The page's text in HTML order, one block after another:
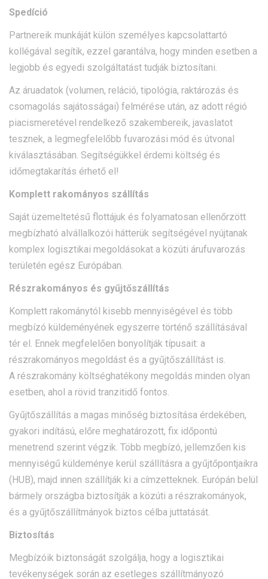
Spedíció
Partnereik munkáját külön személyes kapcsolattartó
kollégával segítik, ezzel garantálva, hogy minden esetben a
legjobb és egyedi szolgáltatást tudják biztosítani.
Az áruadatok (volumen, reláció, tipológia, raktározás és
csomagolás sajátosságai) felmérése után, az adott régió
piacismeretével rendelkező szakembereik, javaslatot
tesznek, a legmegfelelőbb fuvarozási mód és útvonal
kiválasztásában. Segítségükkel érdemi költség és
időmegtakarítás érhető el!
Komplett rakományos szállítás
Saját üzemeltetésű flottájuk és folyamatosan ellenőrzött
megbízható alvállalkozói hátterük segítségével nyújtanak
komplex logisztikai megoldásokat a közúti árufuvarozás
területén egész Európában.
Részrakományos és gyűjtőszállítás
Komplett rakománytól kisebb mennyiségével és több
megbízó küldeményének egyszerre történő szállításával
tér el. Ennek megfelelően bonyolítják típusait: a
részrakományos megoldást és a gyűjtőszállítást is.
A részrakomány költséghatékony megoldás minden olyan
esetben, ahol a rövid tranzitidő fontos.
Gyűjtőszállítás a magas minőség biztosítása érdekében,
gyakori indítású, előre meghatározott, fix időpontú
menetrend szerint végzik. Több megbízó, jellemzően kis
mennyiségű küldeménye kerül szállításra a gyűjtőpontjaikra
(HUB), majd innen szállítják ki a címzetteknek. Európán belül
bármely országba biztosítják a közúti a részrakományok,
és a gyűjtőszállítmányok biztos célba juttatását.
Biztosítás
Megbízóik biztonságát szolgálja, hogy a logisztikai
tevékenységek során az esetleges szállítmányozó